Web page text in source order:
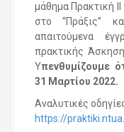
μάθημα Πρακτική
στο “Πράξις”
απαιτούμενα
πρακτικής
Υπενθυμίζουμε
31 Μαρτίου 2022.
Αναλυτικές
https://